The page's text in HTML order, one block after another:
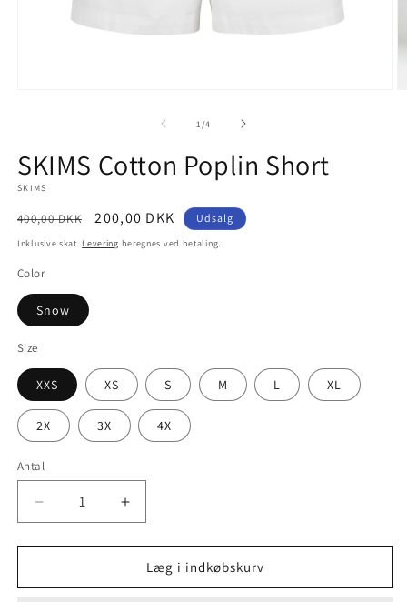
1/af
4
SKIMS Cotton Poplin Short
SKIMS
Normalpris
400,00 DKK Udsalgspris
200,00 DKK Udsalg
Inklusive skat. Levering beregnes ved betaling.
Color
Snow
Size
XXS XS S M L XL
2X 3X 4X
Antal
Reducer
antallet
for
Cotton
Øg
antallet
for
SKIMS
Cotton
Læg i indkøbskurv